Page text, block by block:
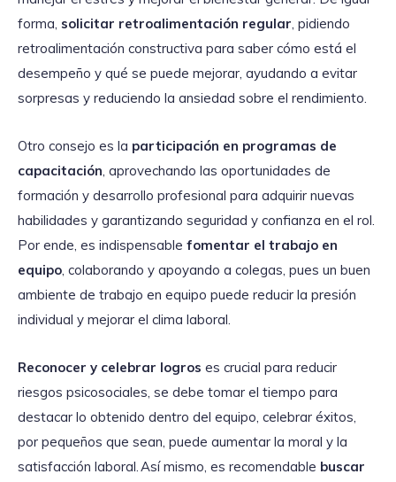
forma, solicitar retroalimentación regular, pidiendo
retroalimentación constructiva para saber cómo está el
desempeño y qué se puede mejorar, ayudando a evitar
sorpresas y reduciendo la ansiedad sobre el rendimiento.
Otro consejo es la participación en programas de
capacitación, aprovechando las oportunidades de
formación y desarrollo profesional para adquirir nuevas
habilidades y garantizando seguridad y confianza en el rol.
Por ende, es indispensable fomentar el trabajo en
equipo, colaborando y apoyando a colegas, pues un buen
ambiente de trabajo en equipo puede reducir la presión
individual y mejorar el clima laboral.
Reconocer y celebrar logros es crucial para reducir
riesgos psicosociales, se debe tomar el tiempo para
destacar lo obtenido dentro del equipo, celebrar éxitos,
por pequeños que sean, puede aumentar la moral y la
satisfacción laboral. Así mismo, es recomendable buscar